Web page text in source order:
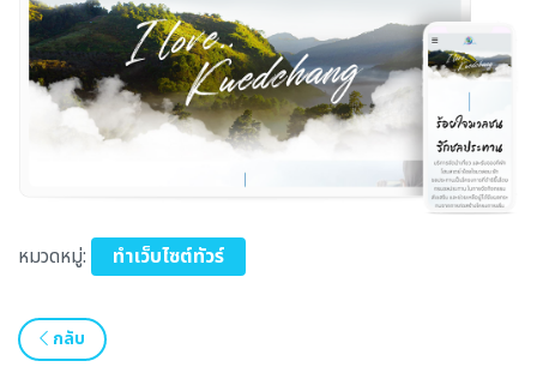
หมวดหมู่: ทำเว็บไซต์ทัวร์
กลับ